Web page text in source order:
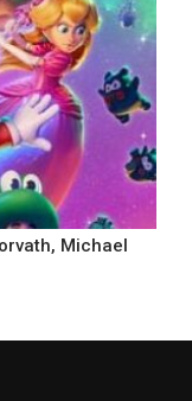
Michael